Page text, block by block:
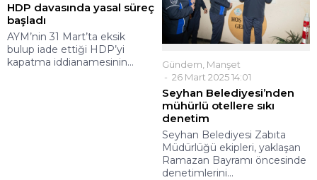
HDP davasında yasal süreç
başladı
AYM’nin 31 Mart’ta eksik
bulup iade ettiği HDP’yi
kapatma iddianamesinin...
Gündem Manşet
26 Mart 2025 14:01
Seyhan Belediyesi’nden
mühürlü otellere sıkı
denetim
Seyhan Belediyesi Zabıta
Müdürlüğü ekipleri, yaklaşan
Ramazan Bayramı öncesinde
denetimlerini...